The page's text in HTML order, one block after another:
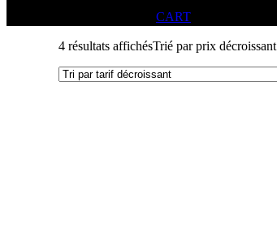
CART
4 résultats affichésTrié par prix décroissant